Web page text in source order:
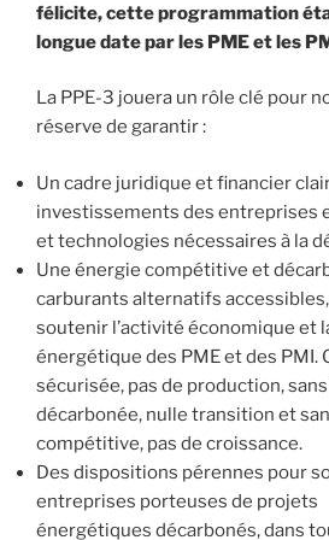
félicite, cette programmation
longue date par les PME et les
La PPE-3 jouera un rôle clé pour
réserve de garantir :
Un cadre juridique et financier
investissements des entreprises
et technologies nécessaires à la
Une énergie compétitive et
carburants alternatifs
soutenir l’activité économique et
énergétique des PME et des PMI.
sécurisée, pas de production,
décarbonée, nulle transition et
compétitive, pas de croissance.
Des dispositions pérennes pour
entreprises porteuses de projets
énergétiques décarbonés, dans